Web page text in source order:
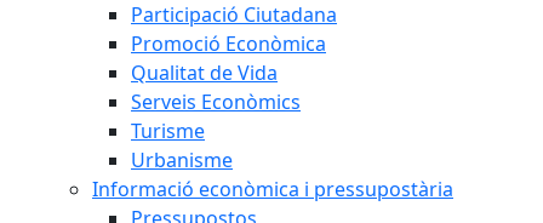
Participació Ciutadana
Promoció Econòmica
Qualitat de Vida
Serveis Econòmics
Turisme
Urbanisme
Informació econòmica i pressupostària